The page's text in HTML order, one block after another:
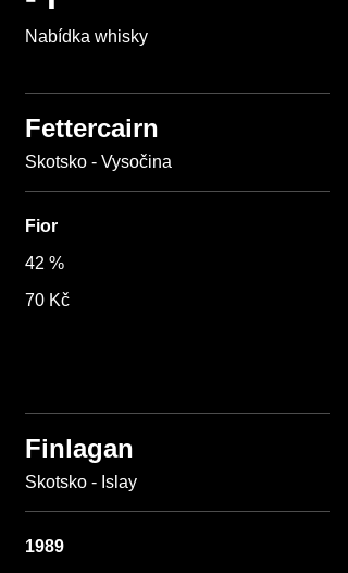
Nabídka whisky
Fettercairn
Skotsko - Vysočina
Fior
42 %
70 Kč
Finlagan
1989